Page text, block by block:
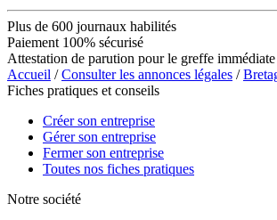
Plus de 600 journaux habilités
Paiement 100% sécurisé
Attestation de parution pour le greffe
Accueil /Consulter les annonces légales /
Fiches pratiques et conseils
Créer son entreprise
Gérer son entreprise
Fermer son entreprise
Toutes nos fiches pratiques
Notre société